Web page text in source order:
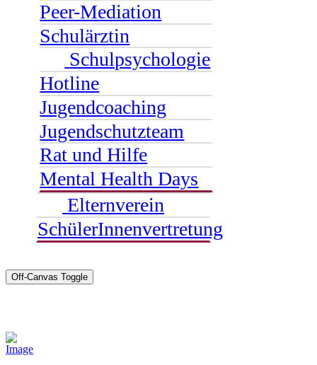
Peer-Mediation
Schulärztin
Schulpsychologie
Hotline
Jugendcoaching
Jugendschutzteam
Rat und Hilfe
Mental Health Days
Elternverein
SchülerInnenvertretung
Off-Canvas Toggle